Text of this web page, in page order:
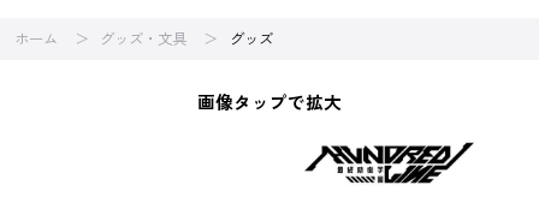
ホーム グッズ・文具 グッズ
画像タップで拡大